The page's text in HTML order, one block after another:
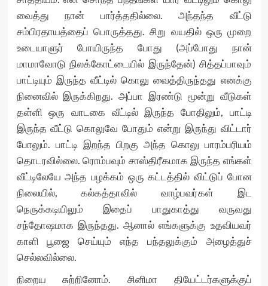
வைத்து நான் பார்த்ததில்லை. அந்தந்த வீட்டு
சம்பிரதாயத்தைப் பொருத்தது. சிறு வயதில் ஒரு முறை
உடையாளுர் போயிருந்த போது (அப்போது நான்
மாமாவோடு நிலக்கோட்டையில் இருந்தேன்) சித்தப்பாவும்
பாட்டியும் இருந்த வீட்டில் கொலு வைத்திருந்தது எனக்கு
நினைவில் இருக்கிறது. அப்பா இரண்டு மூன்று வீடுகள்
தள்ளி ஒரு வாடகை வீட்டில் இருந்த போதிலும், பாட்டி
இருந்த வீட்டு கொலுவே போதும் என்று இருந்து விட்டார்
போலும். பாட்டி இறந்த பிறகு அந்த கொலு பாரம்பரியம்
தொடரவில்லை. ரொம்பவும் சாஸ்திரீகமாக இருந்த எங்கள்
வீட்டிலேயே அந்த பழக்கம் ஒரு கட்டத்தில் விட்டுப் போன
நிலையில், கல்கத்தாவில் வாழ்பவர்கள் இட
நெருக்கடியிலும் இதைப் பாதுகாத்து வருவது
சந்தோஷமாக இருந்தது. ஆனால் எங்களுக்கு உதவியவர்
காளி பூஜை செய்யும் எந்த பந்தலுக்கும் அழைத்துச்
செல்லவில்லை.
நிறைய சுற்றினோம். சினிமா தியேட்டர்களுக்குப்